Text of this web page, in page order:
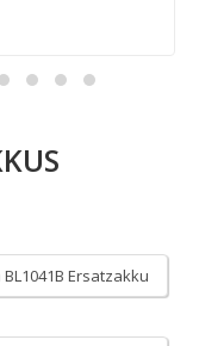
Ersatzakku